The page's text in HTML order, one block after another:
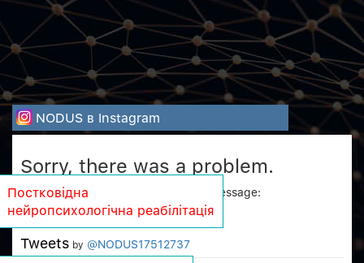
NODUS в Instagram
Sorry, there was a problem.
Twitter returned the following error message:
Could not authenticate you.
Tweets by @NODUS17512737
Постковідна
нейропсихологічна реабілітація